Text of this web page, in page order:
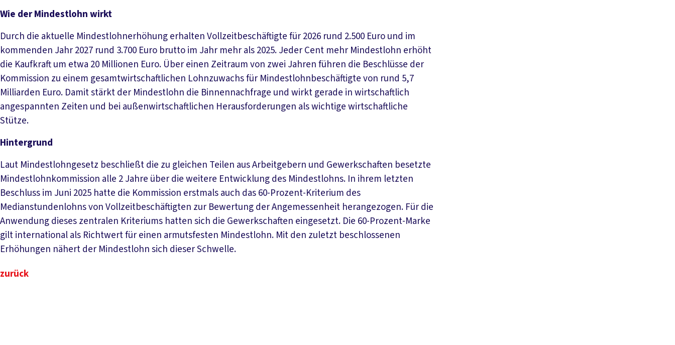
Wie der Mindestlohn wirkt
Durch die aktuelle Mindestlohnerhöhung erhalten Vollzeitbeschäftigte für 2026 rund 2.500 Euro und im
kommenden Jahr 2027 rund 3.700 Euro brutto im Jahr mehr als 2025. Jeder Cent mehr Mindestlohn erhöht
die Kaufkraft um etwa 20 Millionen Euro. Über einen Zeitraum von zwei Jahren führen die Beschlüsse der
Kommission zu einem gesamtwirtschaftlichen Lohnzuwachs für Mindestlohnbeschäftigte von rund 5,7
Milliarden Euro. Damit stärkt der Mindestlohn die Binnennachfrage und wirkt gerade in wirtschaftlich
angespannten Zeiten und bei außenwirtschaftlichen Herausforderungen als wichtige wirtschaftliche
Stütze.
Hintergrund
Laut Mindestlohngesetz beschließt die zu gleichen Teilen aus Arbeitgebern und Gewerkschaften besetzte
Mindestlohnkommission alle 2 Jahre über die weitere Entwicklung des Mindestlohns. In ihrem letzten
Beschluss im Juni 2025 hatte die Kommission erstmals auch das 60-Prozent-Kriterium des
Medianstundenlohns von Vollzeitbeschäftigten zur Bewertung der Angemessenheit herangezogen. Für die
Anwendung dieses zentralen Kriteriums hatten sich die Gewerkschaften eingesetzt. Die 60-Prozent-Marke
gilt international als Richtwert für einen armutsfesten Mindestlohn. Mit den zuletzt beschlossenen
Erhöhungen nähert der Mindestlohn sich dieser Schwelle.
zurück